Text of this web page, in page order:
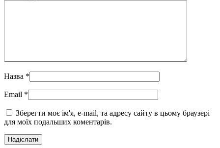
Назва *
Email *
Зберегти моє ім'я, e-mail, та адресу сайту в цьому браузері
для моїх подальших коментарів.